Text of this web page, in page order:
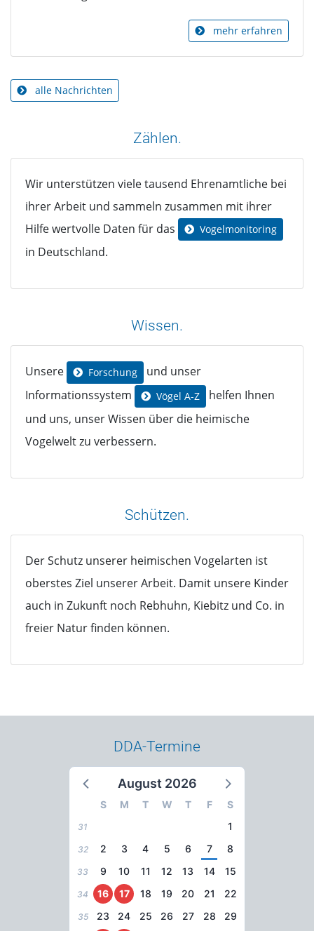
mehr erfahren
alle Nachrichten
Zählen.
Wir unterstützen viele tausend Ehrenamtliche bei
ihrer Arbeit und sammeln zusammen mit ihrer
Hilfe wertvolle Daten für das
Vogelmonitoring
in Deutschland.
Wissen.
Unsere Forschung
und unser
Informationssystem
Vögel A-Z
helfen Ihnen
und uns, unser Wissen über die heimische
Vogelwelt zu verbessern.
Schützen.
Der Schutz unserer heimischen Vogelarten ist
oberstes Ziel unserer Arbeit. Damit unsere Kinder
auch in Zukunft noch Rebhuhn, Kiebitz und Co. in
freier Natur finden können.
DDA-Termine
August 2026
S M T W T F S
31 1
32 2 3 4 5 6 7 8
33 9 10 11 12 13 14 15
34 16 17 18 19 20 21 22
35 23 24 25 26 27 28 29